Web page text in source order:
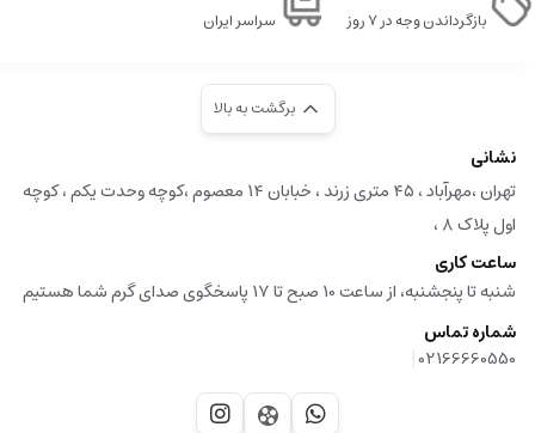
بازگرداندن وجه در ۷ روز
سراسر ایران
برگشت به بالا
نشانی
تهران ،مهرآباد ، ۴۵ متری زرند ، خبابان ۱۴ معصوم ،کوچه وحدت یکم ، کوچه
اول پلاک ۸ ،
ساعت کاری
شنبه تا پنجشنبه، از ساعت 10 صبح تا 17 پاسخگوی صدای گرم شما هستیم
شماره تماس
02166660550
|